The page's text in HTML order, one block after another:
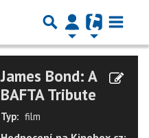
James Bond: A
BAFTA Tribute
Typ: film